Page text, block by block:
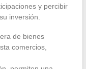
y percibir
inversión.
de bienes
comercios,